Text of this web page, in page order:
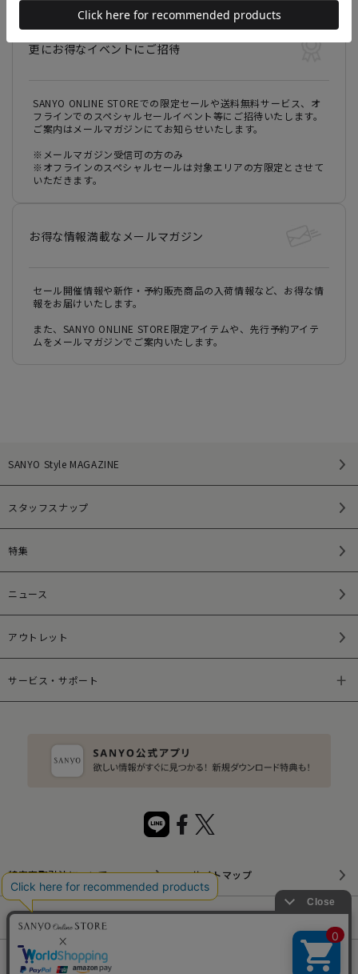
更にお得なイベントにご招待
SANYO ONLINE STOREでの限定セールや送料無料サービス、オ
フラインでのスペシャルセールイベント等にご招待いたします。
ご案内はメールマガジンにてお知らせいたします。
※メールマガジン受信可の方のみ
※オフラインのスペシャルセールは対象エリアの方限定とさせて
いただきます。
お得な情報満載なメールマガジン
セール開催情報や新作・予約販売商品の入荷情報など、お得な情
報をお届けいたします。
また、SANYO ONLINE STORE限定アイテムや、先行予約アイテ
ムをメールマガジンでご案内いたします。
SANYO Style MAGAZINE
スタッフスナップ
特集
ニュース
アウトレット
サービス・サポート
特定商取引法について サイトマップ
サイトポリシー プライバシーポリシー
会社概要